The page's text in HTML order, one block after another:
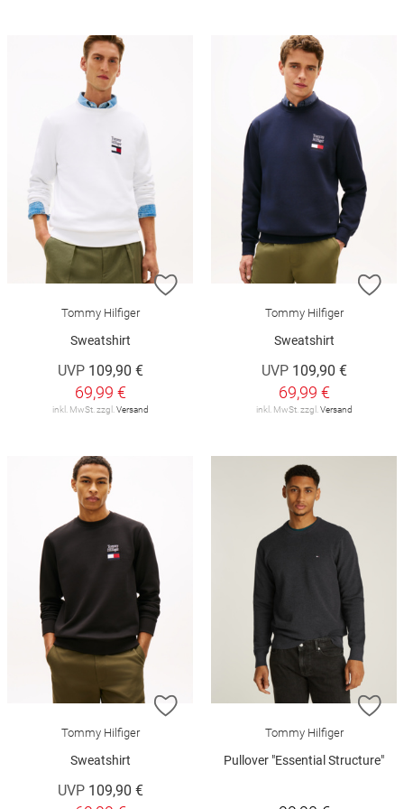
ZUR WUNSCHLISTE HINZUFÜGEN
Tommy Hilfiger
Sweatshirt
UVP 109,90 €
69,99 €
inkl. MwSt. zzgl. Versand
Tommy Hilfiger
Sweatshirt
UVP 109,90 €
69,99 €
inkl. MwSt. zzgl. Versand
ZUR WUNSCHLISTE HINZUFÜGEN
Tommy Hilfiger
Sweatshirt
UVP 109,90 €
Tommy Hilfiger
Pullover "Essential Structure"